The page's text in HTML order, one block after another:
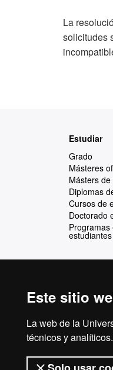
Este sitio
La web de la
técnicos y
La
solicitudes
Estudiar
Grado
Másteres
Másters
Diplomas
Cursos de
Doctorado